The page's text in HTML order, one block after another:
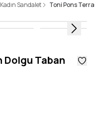
Kadın Sandalet Toni Pons
Dolgu Taban